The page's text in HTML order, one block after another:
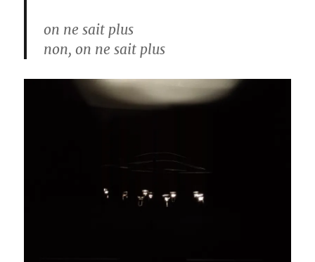
on ne sait plus
non, on ne sait plus